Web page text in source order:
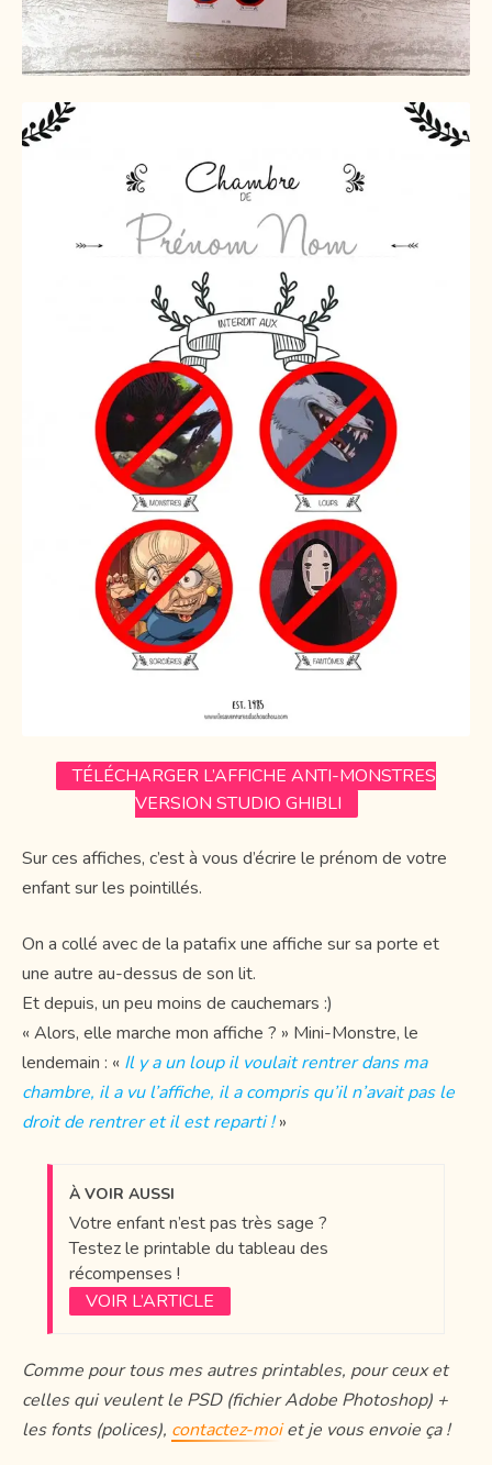
TÉLÉCHARGER L’AFFICHE ANTI-MONSTRES
VERSION STUDIO GHIBLI
Sur ces affiches, c’est à vous d’écrire le prénom de votre
enfant sur les pointillés.
On a collé avec de la patafix une affiche sur sa porte et
une autre au-dessus de son lit.
Et depuis, un peu moins de cauchemars :)
« Alors, elle marche mon affiche ? » Mini-Monstre, le
lendemain : « Il y a un loup il voulait rentrer dans ma
chambre, il a vu l’affiche, il a compris qu’il n’avait pas le
droit de rentrer et il est reparti !»
À VOIR AUSSI
Votre enfant n’est pas très sage ?
Testez le printable du tableau des
récompenses !
VOIR L’ARTICLE
Comme pour tous mes autres printables, pour ceux et
celles qui veulent le PSD (fichier Adobe Photoshop) +
les fonts (polices), contactez-moiet je vous envoie ça !